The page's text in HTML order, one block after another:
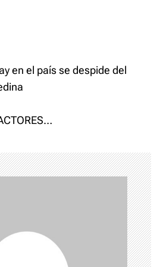
en el país se despide del